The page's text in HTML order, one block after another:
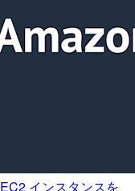
インスタンスを